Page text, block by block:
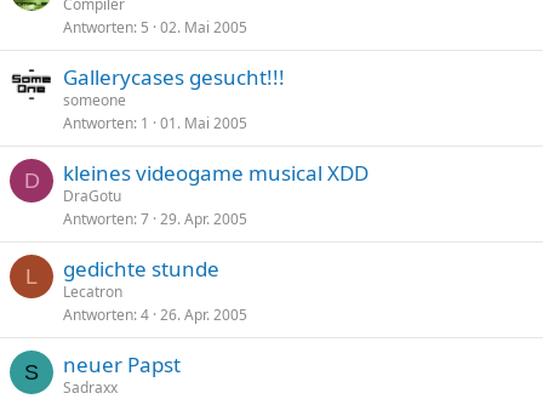
Compiler
Antworten 5 02. Mai 2005
Gallerycases gesucht!!!
someone
Antworten 1 01. Mai 2005
D kleines videogame musical XDD
DraGotu
Antworten 7 29. Apr. 2005
L gedichte stunde
Lecatron
Antworten 4 26. Apr. 2005
S neuer Papst
Sadraxx